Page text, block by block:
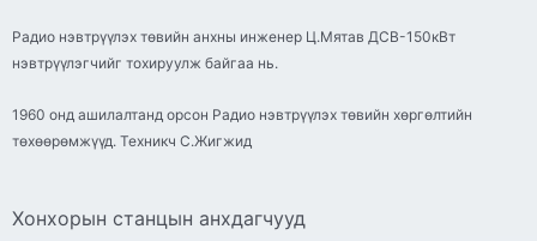
Радио нэвтрүүлэх төвийн анхны инженер Ц.Мятав ДСВ-150кВт
нэвтрүүлэгчийг тохируулж байгаа нь.
1960 онд ашилалтанд орсон Радио нэвтрүүлэх төвийн хөргөлтийн
төхөөрөмжүүд. Техникч С.Жигжид
Хонхорын станцын анхдагчууд